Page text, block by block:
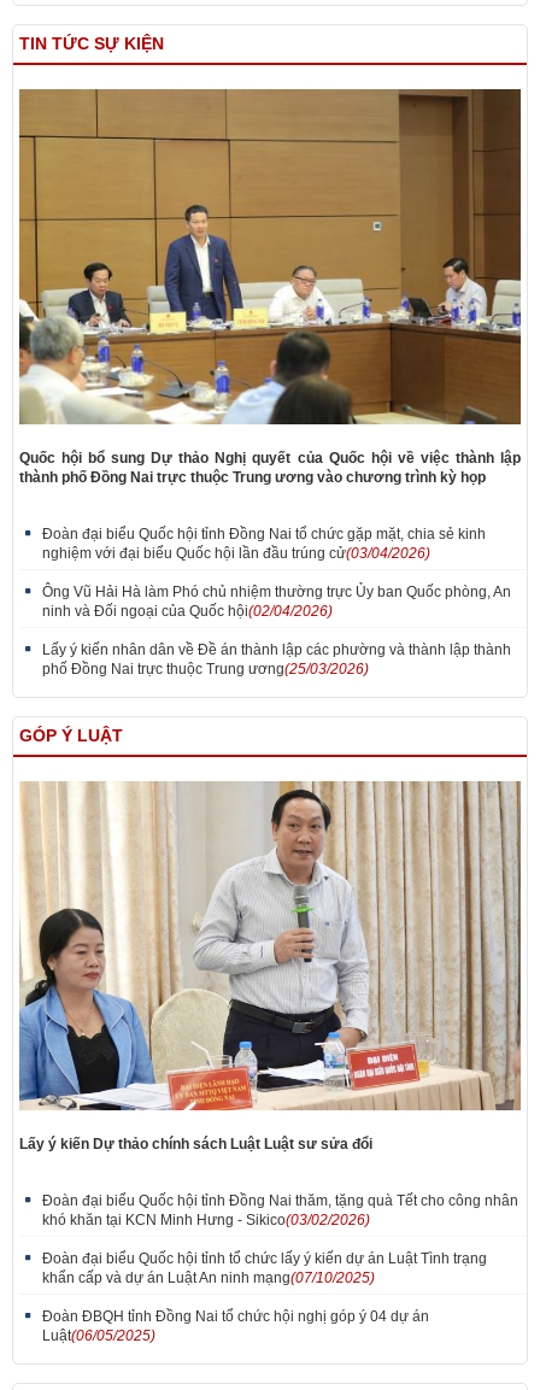
TIN TỨC SỰ KIỆN
Quốc hội bổ sung Dự thảo Nghị quyết của Quốc hội về việc thành lập
thành phố Đồng Nai trực thuộc Trung ương vào chương trình kỳ họp
Đoàn đại biểu Quốc hội tỉnh Đồng Nai tổ chức gặp mặt, chia sẻ kinh
nghiệm với đại biểu Quốc hội lần đầu trúng cử(03/04/2026)
Ông Vũ Hải Hà làm Phó chủ nhiệm thường trực Ủy ban Quốc phòng, An
ninh và Đối ngoại của Quốc hội(02/04/2026)
Lấy ý kiến nhân dân về Đề án thành lập các phường và thành lập thành
phố Đồng Nai trực thuộc Trung ương(25/03/2026)
GÓP Ý LUẬT
Lấy ý kiến Dự thảo chính sách Luật Luật sư sửa đổi
Đoàn đại biểu Quốc hội tỉnh Đồng Nai thăm, tặng quà Tết cho công nhân
khó khăn tại KCN Minh Hưng - Sikico(03/02/2026)
Đoàn đại biểu Quốc hội tỉnh tổ chức lấy ý kiến dự án Luật Tình trạng
khẩn cấp và dự án Luật An ninh mạng(07/10/2025)
Đoàn ĐBQH tỉnh Đồng Nai tổ chức hội nghị góp ý 04 dự án
Luật(06/05/2025)